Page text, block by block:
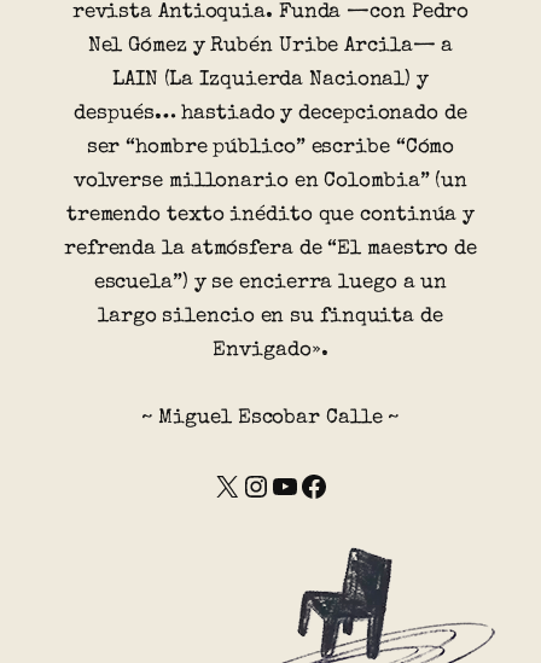
revista Antioquia. Funda —con Pedro
Nel Gómez y Rubén Uribe Arcila— a
LAIN (La Izquierda Nacional) y
después… hastiado y decepcionado de
ser “hombre público” escribe “Cómo
volverse millonario en Colombia” (un
tremendo texto inédito que continúa y
refrenda la atmósfera de “El maestro de
escuela”) y se encierra luego a un
largo silencio en su finquita de
Envigado».
~ Miguel Escobar Calle ~
X Instagram YouTube Facebook